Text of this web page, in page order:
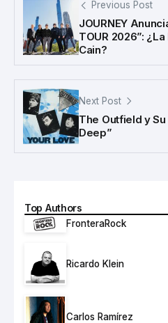
Previous Post
JOURNEY
TOUR 2026”:
Cain?
Next Post
The Outfield y
Deep”
Top Authors
FronteraRock
Ricardo Klein
Carlos Ramírez